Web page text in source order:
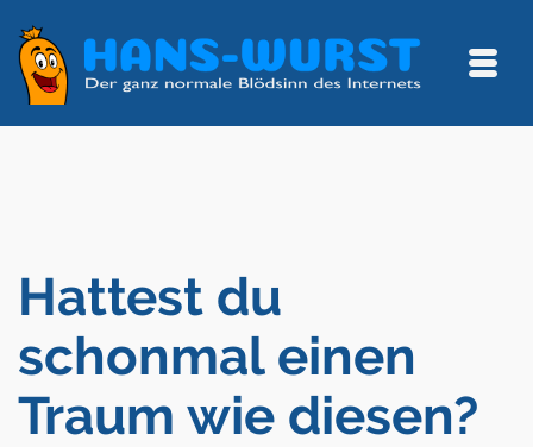
Hattest du
schonmal einen
Traum wie diesen?